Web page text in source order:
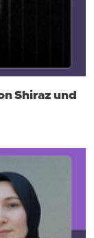
Shiraz und